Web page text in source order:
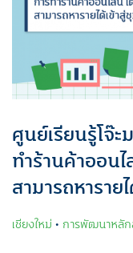
ศูนย์เรียนรู้โจ๊ะ
ทำร้านค้าออน
สามารถหาราย
เชียงใหม่ • การพัฒนาหลั